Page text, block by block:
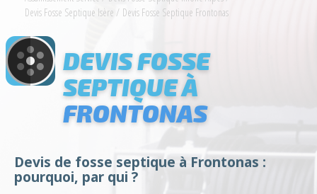
Devis Fosse Septique Isère / Devis Fosse Septique Frontonas
DEVIS FOSSE
SEPTIQUE À
FRONTONAS
Devis de fosse septique à Frontonas :
pourquoi, par qui ?